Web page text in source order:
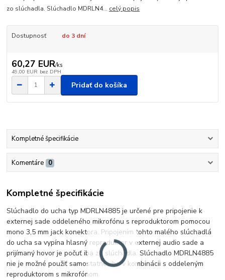
zo slúchadla. Slúchadlo MDRLN4... celý popis
Dostupnosť do 3 dní
60,27 EUR/ks
49,00 EUR bez DPH
Pridať do košíka
Kompletné špecifikácie
Komentáre 0
Kompletné špecifikácie
Slúchadlo do ucha typ MDRLN4885 je určené pre pripojenie k
externej sade oddeleného mikrofónu s reproduktorom pomocou
mono 3,5 mm jack konektora. Pripojením tohto malého slúchadlá
do ucha sa vypína hlasný reproduktor v externej audio sade a
prijímaný hovor je počuť iba zo slúchadla. Slúchadlo MDRLN4885
nie je možné použiť samostatne, iba v kombinácii s oddeleným
reproduktorom s mikrofónom.